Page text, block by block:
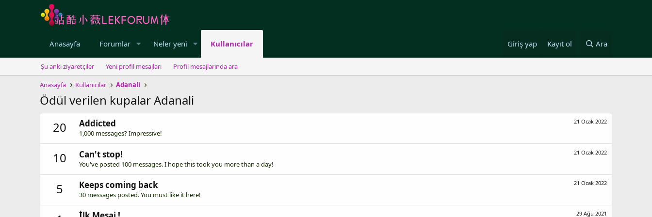
Anasayfa Forumlar Neler yeni Kullanıcılar Giriş yap Kayıt ol Ara
Şu anki ziyaretçiler Yeni profil mesajları Profil mesajlarında ara
Anasayfa Kullanıcılar Adanali
Ödül verilen kupalar Adanali
20
21 Ocak 2022
Addicted
1,000 messages? Impressive!
10 21 Ocak 2022
Can't stop!
You've posted 100 messages. I hope this took you more than a day!
5 21 Ocak 2022
Keeps coming back
30 messages posted. You must like it here!
29 Ağu 2021